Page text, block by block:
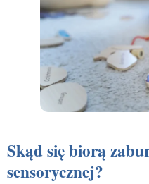
Skąd się biorą
sensorycznej?